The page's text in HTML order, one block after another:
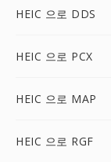
HEIC 으로 DDS
HEIC 으로 PCX
HEIC 으로 MAP
HEIC 으로 RGF